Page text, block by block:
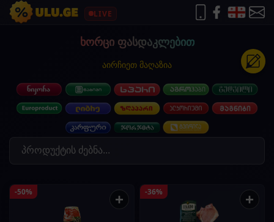
LIVE
ხორცი ფასდაკლებით
აირჩიეთ მაღაზია
-50% + -36% +